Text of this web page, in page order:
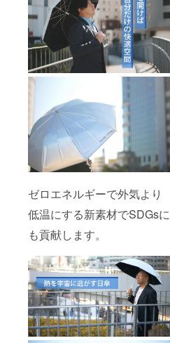
ゼロエネルギーで外気より
低温にする新素材でSDGsに
も貢献します。